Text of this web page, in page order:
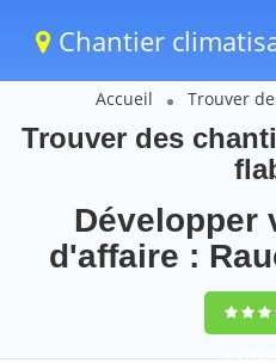
Chantier
Accueil Trouver
Trouver des
Développer
d'affaire :
9,5